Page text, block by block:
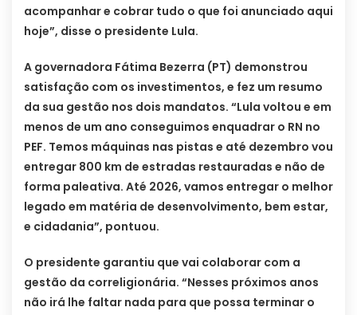
acompanhar e cobrar tudo o que foi anunciado aqui
hoje”, disse o presidente Lula.
A governadora Fátima Bezerra (PT) demonstrou
satisfação com os investimentos, e fez um resumo
da sua gestão nos dois mandatos. “Lula voltou e em
menos de um ano conseguimos enquadrar o RN no
PEF. Temos máquinas nas pistas e até dezembro vou
entregar 800 km de estradas restauradas e não de
forma paleativa. Até 2026, vamos entregar o melhor
legado em matéria de desenvolvimento, bem estar,
e cidadania”, pontuou.
O presidente garantiu que vai colaborar com a
gestão da correligionária. “Nesses próximos anos
não irá lhe faltar nada para que possa terminar o